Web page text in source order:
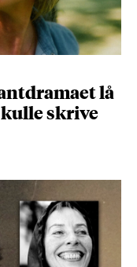
lå
skrive